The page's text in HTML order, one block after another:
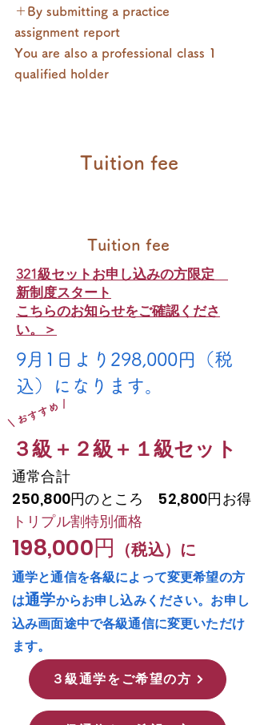
＋By submitting a practice
assignment report
​You are also a professional class 1
qualified holder
Tuition fee
Tuition fee
321級セットお申し込みの方限定
新制度スタート
こちらのお知らせをご確認くださ
い。＞
​9月1日より298,000円（税
込）になります。
\ おすすめ /
​３級＋２級＋１級セット
通常合計
250,800円のところ 52,800円お得
トリプル割特別価格
198,000円 （税込）に
通学と通信を各級によって変更希望の方
は通学からお申し込みください。お申し
込み画面途中で各級通信に変更いただけ
ます。
３級通学をご希望の方